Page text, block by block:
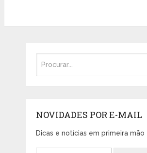
NOVIDADES POR E-MAIL
Dicas e notícias em primeira mão